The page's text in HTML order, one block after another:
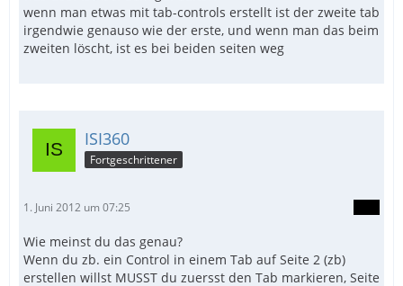
wenn man etwas mit tab-controls erstellt ist der zweite tab
irgendwie genauso wie der erste, und wenn man das beim
zweiten löscht, ist es bei beiden seiten weg
ISI360
Fortgeschrittener
1. Juni 2012 um 07:25
Wie meinst du das genau?
Wenn du zb. ein Control in einem Tab auf Seite 2 (zb)
erstellen willst MUSST du zuersst den Tab markieren, Seite